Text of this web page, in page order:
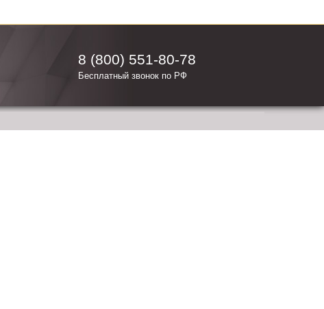
8 (800) 551-80-78
Бесплатный звонок по РФ